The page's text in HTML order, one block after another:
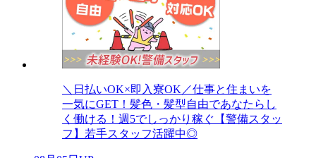
＼日払いOK×即入寮OK／仕事と住まいを
一気にGET！髪色・髪型自由であなたらし
く働ける！週5でしっかり稼ぐ【警備スタッ
フ】若手スタッフ活躍中◎